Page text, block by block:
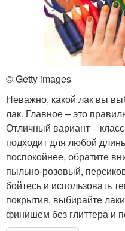
© Getty images
Неважно, какой лак вы
лак. Главное – это
Отличный вариант ‒
подходит для любой
поспокойнее, обратите
пыльно-розовый,
бойтесь и использовать
покрытия, выбирайте
финишем без глиттера и